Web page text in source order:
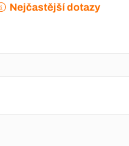
Nejčastější dotazy